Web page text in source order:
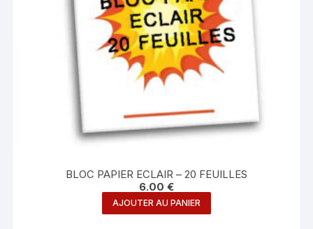
BLOC PAPIER ECLAIR – 20 FEUILLES
6.00 €
AJOUTER AU PANIER